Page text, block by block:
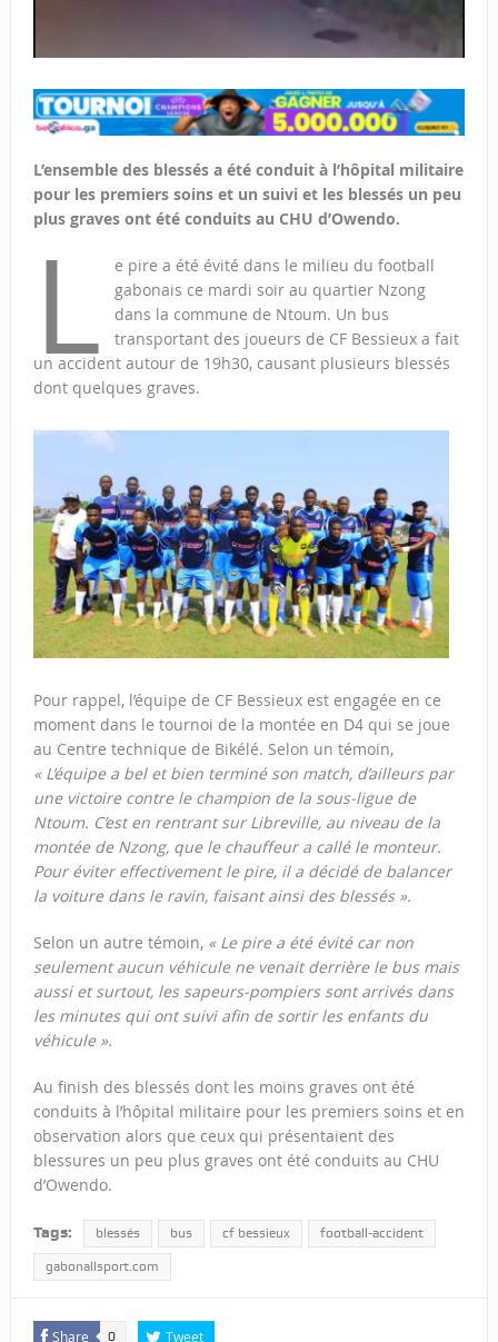
L’ensemble des blessés a été conduit à l’hôpital militaire
pour les premiers soins et un suivi et les blessés un peu
plus graves ont été conduits au CHU d’Owendo.
L
e pire a été évité dans le milieu du football
gabonais ce mardi soir au quartier Nzong
dans la commune de Ntoum. Un bus
transportant des joueurs de CF Bessieux a fait
un accident autour de 19h30, causant plusieurs blessés
dont quelques graves.
Pour rappel, l’équipe de CF Bessieux est engagée en ce
moment dans le tournoi de la montée en D4 qui se joue
au Centre technique de Bikélé. Selon un témoin,
« L’équipe a bel et bien terminé son match, d’ailleurs par
une victoire contre le champion de la sous-ligue de
Ntoum. C’est en rentrant sur Libreville, au niveau de la
montée de Nzong, que le chauffeur a callé le monteur.
Pour éviter effectivement le pire, il a décidé de balancer
la voiture dans le ravin, faisant ainsi des blessés ».
Selon un autre témoin, « Le pire a été évité car non
seulement aucun véhicule ne venait derrière le bus mais
aussi et surtout, les sapeurs-pompiers sont arrivés dans
les minutes qui ont suivi afin de sortir les enfants du
véhicule ».
Au finish des blessés dont les moins graves ont été
conduits à l’hôpital militaire pour les premiers soins et en
observation alors que ceux qui présentaient des
blessures un peu plus graves ont été conduits au CHU
d’Owendo.
Tags: blessés bus cf bessieux football-accident
gabonallsport.com
Share 0 Tweet